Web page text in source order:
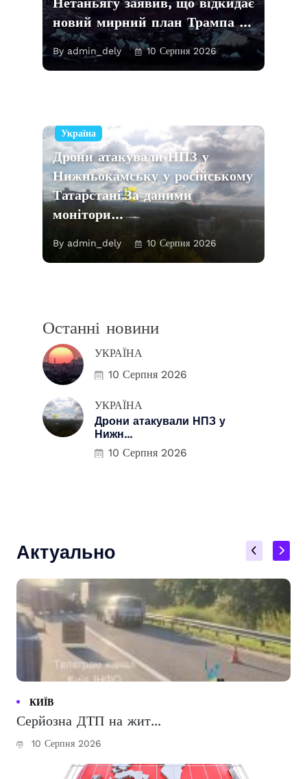
новий мирний план Трампа …
By admin_dely 10 Серпня 2026
Україна
Дрони атакували НПЗ у
Нижньокамську у російському
Татарстані.За даними
монітори…
By admin_dely 10 Серпня 2026
Останні новини
УКРАЇНА
10 Серпня 2026
УКРАЇНА
Дрони атакували НПЗ у
Нижн...
10 Серпня 2026
Актуально
КИЇВ
Серйозна ДТП на жит...
10 Серпня 2026